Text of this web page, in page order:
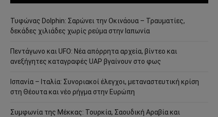
Τυφώνας Dolphin: Σαρώνει την Οκινάουα – Τραυματίες,
δεκάδες χιλιάδες χωρίς ρεύμα στην Ιαπωνία
Πεντάγωνο και UFO: Νέα απόρρητα αρχεία, βίντεο και
ανεξήγητες καταγραφές UAP βγαίνουν στο φως
Ισπανία – Ιταλία: Συνοριακοί έλεγχοι, μεταναστευτική κρίση
στη Θέουτα και νέο ρήγμα στην Ευρώπη
Συμφωνία της Μέκκας: Τουρκία, Σαουδική Αραβία και